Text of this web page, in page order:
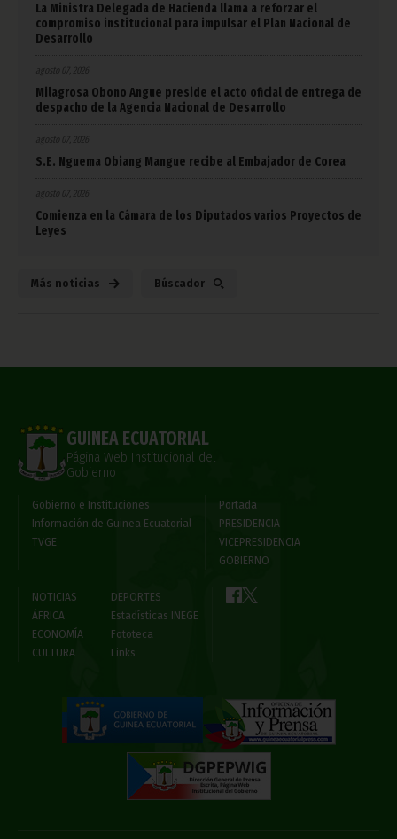
La Ministra Delegada de Hacienda llama a reforzar el
compromiso institucional para impulsar el Plan Nacional de
Desarrollo
agosto 07, 2026
Milagrosa Obono Angue preside el acto oficial de entrega de
despacho de la Agencia Nacional de Desarrollo
agosto 07, 2026
S.E. Nguema Obiang Mangue recibe al Embajador de Corea
agosto 07, 2026
Comienza en la Cámara de los Diputados varios Proyectos de
Leyes
Más noticias Búscador
GUINEA ECUATORIAL
Página Web Institucional del
Gobierno
Gobierno e Instituciones
Información de Guinea Ecuatorial
TVGE
Portada
PRESIDENCIA
VICEPRESIDENCIA
GOBIERNO
NOTICIAS
ÁFRICA
ECONOMÍA
CULTURA
DEPORTES
Estadísticas INEGE
Fototeca
Links